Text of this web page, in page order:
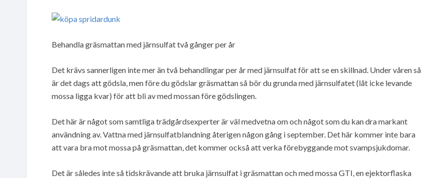
Behandla gräsmattan med järnsulfat två gånger per år
Det krävs sannerligen inte mer än två behandlingar per år med järnsulfat för att se en skillnad. Under våren så
är det dags att gödsla, men före du gödslar gräsmattan så bör du grunda med järnsulfatet (låt icke levande
mossa ligga kvar) för att bli av med mossan före gödslingen.
Det här är något som samtliga trädgårdsexperter är väl medvetna om och något som du kan dra markant
användning av. Vattna med järnsulfatblandning återigen någon gång i september. Det här kommer inte bara
att vara bra mot mossa på gräsmattan, det kommer också att verka förebyggande mot svampsjukdomar.
Det är således inte så tidskrävande att bruka järnsulfat i gräsmattan och med mossa GTI, en ejektorflaska